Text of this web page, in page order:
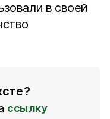
в своей
ссылку